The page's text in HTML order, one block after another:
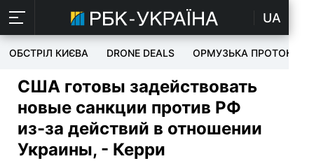
UA
ОБСТРІЛ КИЄВА DRONE DEALS ОРМУЗЬКА ПРОТОКА
США готовы задействовать
новые санкции против РФ
из-за действий в отношении
Украины, - Керри